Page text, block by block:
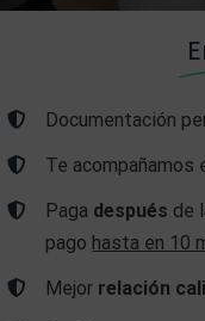
Documentación
Te acompañamos
Paga después de
pago hasta en 10
Mejor relación